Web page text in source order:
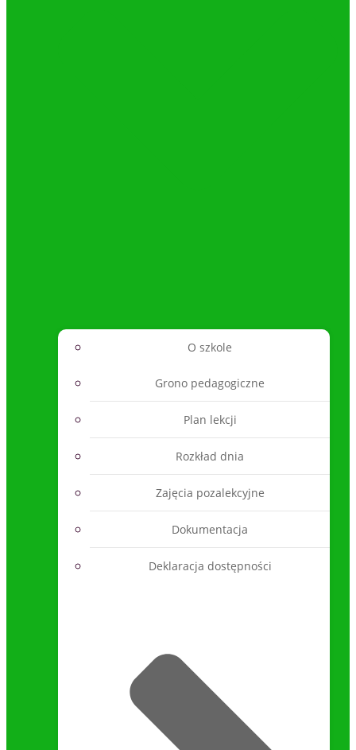
O szkole
Grono pedagogiczne
Plan lekcji
Rozkład dnia
Zajęcia pozalekcyjne
Dokumentacja
Deklaracja dostępności